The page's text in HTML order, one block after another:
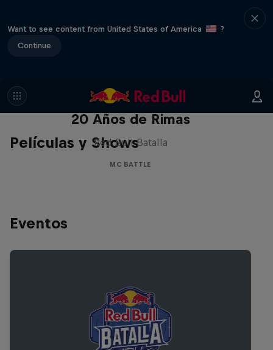
Want to see content from United States of America
?
Continue
Películas y Shows
Red Bull Batalla Nueva Historia:
20 Años de Rimas
Red Bull Batalla
MC BATTLE
Eventos